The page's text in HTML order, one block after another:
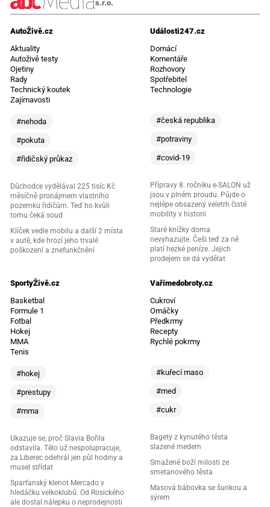
s.r.o.
AutoŽivě.cz
Aktuality
Autoživě testy
Ojetiny
Rady
Technický koutek
Zajímavosti
#nehoda
#pokuta
#řidičský průkaz
Důchodce vydělával 225 tisíc Kč
měsíčně pronájmem vlastního
pozemku řidičům. Teď ho kvůli
tomu čeká soud
Klíček vedle mobilu a další 2 místa
v autě, kde hrozí jeho trvalé
poškození a znefunkčnění
Události247.cz
Domácí
Komentáře
Rozhovory
Spotřebitel
Technologie
#česká republika
#potraviny
#covid-19
Přípravy 8. ročníku e-SALON už
jsou v plném proudu. Půjde o
nejlépe obsazený veletrh čisté
mobility v historii
Staré knížky doma
nevyhazujte. Češi teď za ně
platí hezké peníze. Jejich
prodejem se dá vydělat
SportyŽivě.cz
Basketbal
Formule 1
Fotbal
Hokej
MMA
Tenis
#hokej
#prestupy
#mma
Ukazuje se, proč Slavia Bořila
odstavila. Tělo už nespolupracuje,
za Liberec odehrál jen půl hodiny a
musel střídat
Sparťanský klenot Mercado v
hledáčku velkoklubů. Od Rosického
ale dostal nálepku o neprodejnosti
Vařímedobroty.cz
Cukroví
Omáčky
Předkrmy
Recepty
Rychlé pokrmy
#kuřecí maso
#med
#cukr
Bagety z kynutého těsta
slazené medem
Smažené boží milosti ze
smetanového těsta
Masová bábovka se šunkou a
sýrem